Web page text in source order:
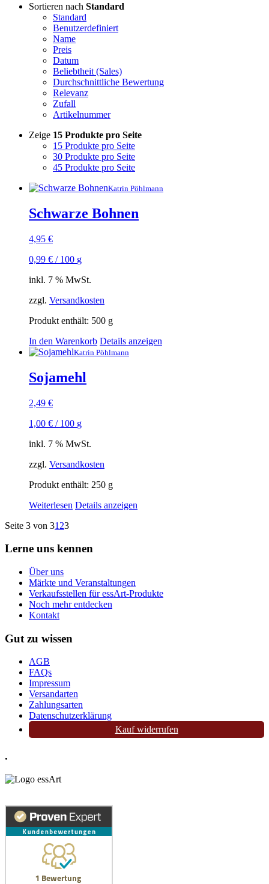
Sortieren nach Standard
Standard
Benutzerdefiniert
Name
Preis
Datum
Beliebtheit (Sales)
Durchschnittliche Bewertung
Relevanz
Zufall
Artikelnummer
Zeige 15 Produkte pro Seite
15 Produkte pro Seite
30 Produkte pro Seite
45 Produkte pro Seite
Katrin Pöhlmann
Schwarze Bohnen
4,95 €
0,99 € / 100 g
inkl. 7 % MwSt.
zzgl. Versandkosten
Produkt enthält: 500 g
In den Warenkorb Details anzeigen
Katrin Pöhlmann
Sojamehl
2,49 €
1,00 € / 100 g
inkl. 7 % MwSt.
zzgl. Versandkosten
Produkt enthält: 250 g
Weiterlesen Details anzeigen
Seite 3 von 31 23
Lerne uns kennen
Über uns
Märkte und Veranstaltungen
Verkaufsstellen für essArt-Produkte
Noch mehr entdecken
Kontakt
Gut zu wissen
AGB
FAQs
Impressum
Versandarten
Zahlungsarten
Datenschutzerklärung
Kauf widerrufen
.